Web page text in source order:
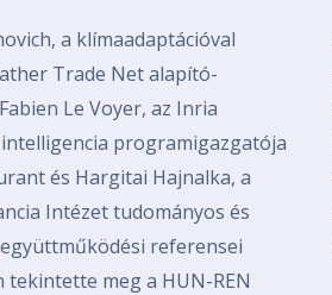
a klímaadaptációval
Trade Net alapító-
Le Voyer, az Inria
programigazgatója
és Hargitai Hajnalka, a
Intézet tudományos és
referensei
tekintette meg a HUN-REN